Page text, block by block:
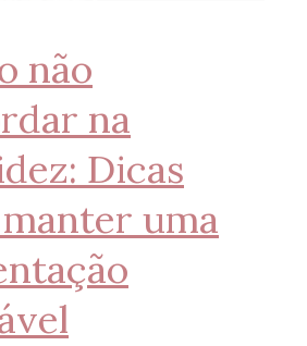
não
na
Dicas
uma